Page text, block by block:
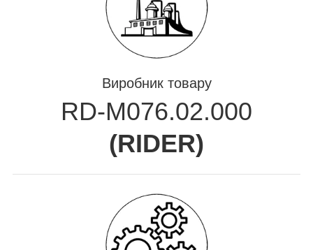
Виробник товару
RD-M076.02.000
(RIDER)